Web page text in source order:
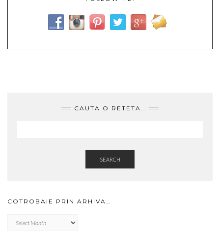
CAUTA O RETETA..
SEARCH
COTROBAIE PRIN ARHIVA…
prin